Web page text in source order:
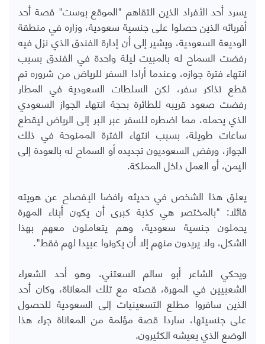
يسرد أحد الأفراد الذين التقاهم "الموقع بوست" قصة أحد
أقربائه الذين حصلوا على جنسية سعودية، وزاره في منطقة
الوديعة السعودية، ويشير إلى أن إدارة الفندق الذي نزل فيه
رفضت السماح له بالمبيت ليلة واحدة في الفندق بسبب
انتهاء فترة جوازه، وعندما أرادا السفر للرياض من شروره تم
قطع تذاكر سفر، لكن السلطات السعودية في المطار
رفضت صعود قريبه للطائرة بحجة انتهاء الجواز السعودي
الذي يحمله، مما اضطره للسفر عبر البر إلى الرياض ليقطع
ساعات طويلة، بسبب انتهاء الفترة الممنوحة في ذلك
الجواز، ورفض السعوديون تجديده أو السماح له بالعودة إلى
اليمن، أو العمل داخل المملكة.
يعلق هذا الشخص في حديثه رافضا الإفصاح عن هويته
قائلا: "بالمختصر هي كذبة كبرى أن يكون أبناء المهرة
يحملون جنسية سعودية، وهم يتعاملون معهم بهذا
الشكل، ولا يريدون منهم إلا أن يكونوا عبيدا لهم فقط".
ويحكي الشاعر أبو سالم السعتني، وهو أحد الشعراء
الشعبيين في المهرة، قصته مع تلك المعاناة، وكان أحد
الذين سافروا مطلع التسعينيات إلى السعودية للحصول
على جنسيتها، ساردا قصة مؤلمة من المعاناة جراء هذا
الوضع الذي يعيشه الكثيرون.